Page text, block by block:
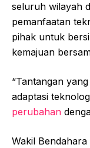
seluruh wilayah
pemanfaatan
pihak untuk
kemajuan
“Tantangan
adaptasi
perubahan
Wakil